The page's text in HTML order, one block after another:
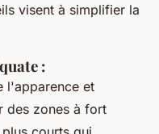
visent à simplifier la
:
l'apparence et
des zones à fort